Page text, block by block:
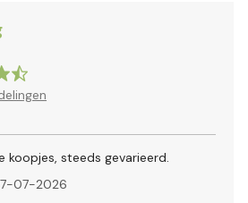
koopjes, steeds gevarieerd.
07-2026